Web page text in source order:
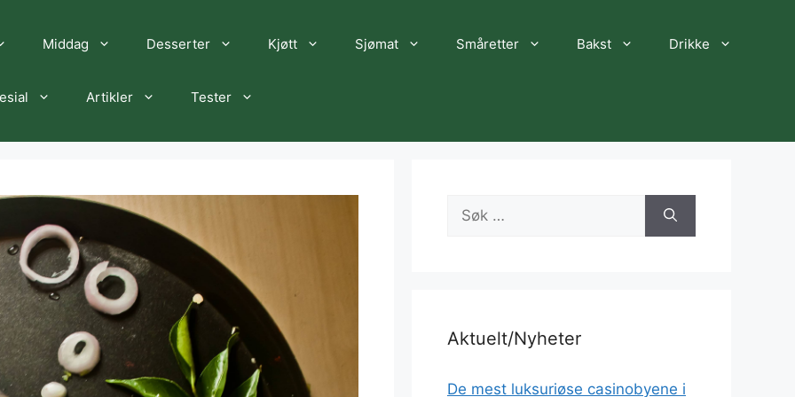
Middag Desserter Kjøtt Sjømat Småretter Bakst Drikke
Artikler Tester
Søk
etter:
Aktuelt/Nyheter
De mest luksuriøse casinobyene i